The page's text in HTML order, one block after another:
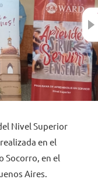
Nivel Superior
en el
Socorro, en el
Aires.